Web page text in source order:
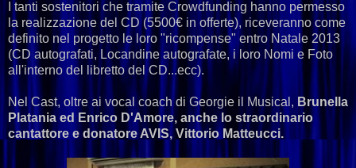
I tanti sostenitori che tramite Crowdfunding hanno permesso
la realizzazione del CD (5500€ in offerte), riceveranno come
definito nel progetto le loro "ricompense" entro Natale 2013
(CD autografati, Locandine autografate, i loro Nomi e Foto
all'interno del libretto del CD...ecc).
Nel Cast, oltre ai vocal coach di Georgie il Musical, Brunella
Platania ed Enrico D'Amore, anche lo straordinario
cantattore e donatore AVIS, Vittorio Matteucci.